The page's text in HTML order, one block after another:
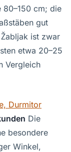
80–150 cm; die
gut
ist zwar
etwa 20–25
Vergleich
Durmitor
Die
besondere
Winkel,